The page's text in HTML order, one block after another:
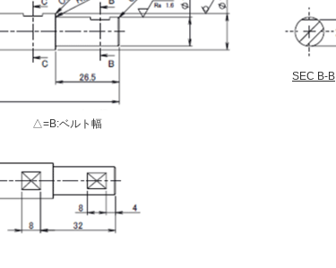
SEC B-B
△=B:ベルト幅